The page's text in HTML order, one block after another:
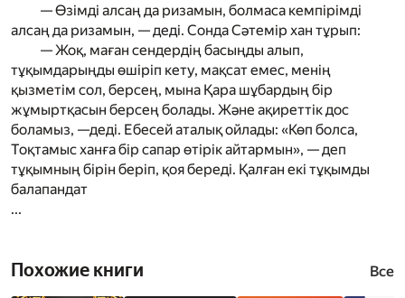
— Өзімді алсаң да ризамын, болмаса кемпірімді
алсаң да ризамын, — деді. Сонда Сәтемір хан тұрып:
— Жоқ, маған сендердің басыңды алып,
тұқымдарыңды өшіріп кету, мақсат емес, менің
қызметім сол, берсең, мына Қара шұбардың бір
жұмыртқасын берсең болады. Және ақиреттік дос
боламыз, —деді. Ебесей аталық ойлады: «Көп болса,
Тоқтамыс ханға бір сапар өтірік айтармын», — деп
тұқымның бірін беріп, қоя береді. Қалған екі тұқымды
балапандат
...
Похожие книги Все